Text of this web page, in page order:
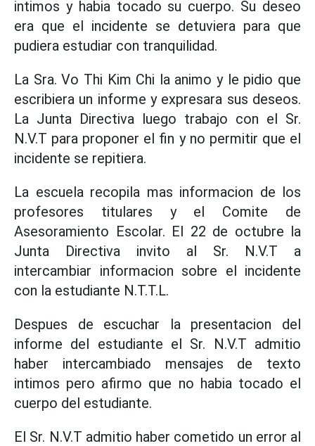
intimos y habia tocado su cuerpo. Su deseo
era que el incidente se detuviera para que
pudiera estudiar con tranquilidad.
La Sra. Vo Thi Kim Chi la animo y le pidio que
escribiera un informe y expresara sus deseos.
La Junta Directiva luego trabajo con el Sr.
N.V.T para proponer el fin y no permitir que el
incidente se repitiera.
La escuela recopila mas informacion de los
profesores titulares y el Comite de
Asesoramiento Escolar. El 22 de octubre la
Junta Directiva invito al Sr. N.V.T a
intercambiar informacion sobre el incidente
con la estudiante N.T.T.L.
Despues de escuchar la presentacion del
informe del estudiante el Sr. N.V.T admitio
haber intercambiado mensajes de texto
intimos pero afirmo que no habia tocado el
cuerpo del estudiante.
El Sr. N.V.T admitio haber cometido un error al